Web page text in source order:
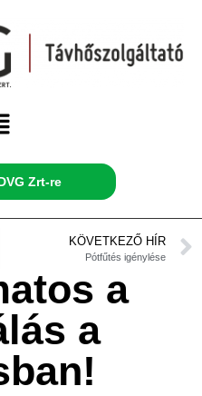
Zrt-re
KÖVETKEZŐ HÍR
Pótfűtés igénylése
a
a